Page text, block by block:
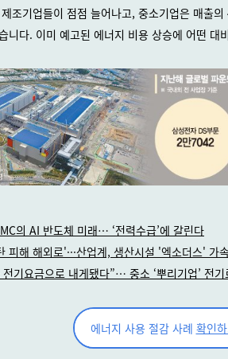
조기업들이 점점 늘어나고, 중소기업은 매출
니다. 이미 예고된 에너지 비용 상승에 어떤 대
의 AI 반도체 미래… ‘전력수급’에 갈린다
피해 해외로'···산업계, 생산시설 '엑소더스' 가
기요금으로 내게됐다”… 중소 ‘뿌리기업’ 전기
에너지 사용 절감 사례 확인